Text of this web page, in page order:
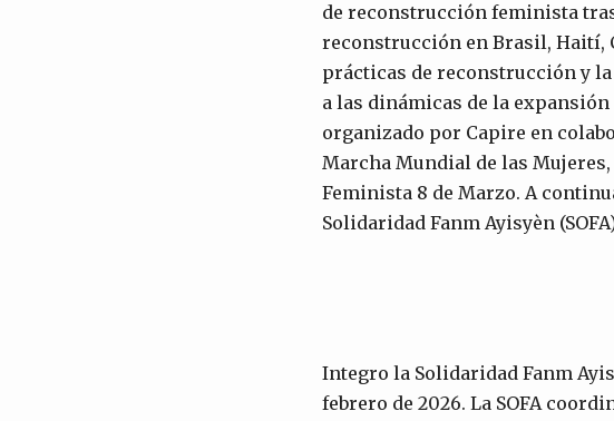
de reconstrucción feminista
reconstrucción en Brasil, Haití,
prácticas de reconstrucción y
a las dinámicas de la
organizado por Capire en
Marcha Mundial de las
Feminista 8 de Marzo. A
Solidaridad Fanm Ayisyèn
Integro la Solidaridad Fanm
febrero de 2026. La SOFA